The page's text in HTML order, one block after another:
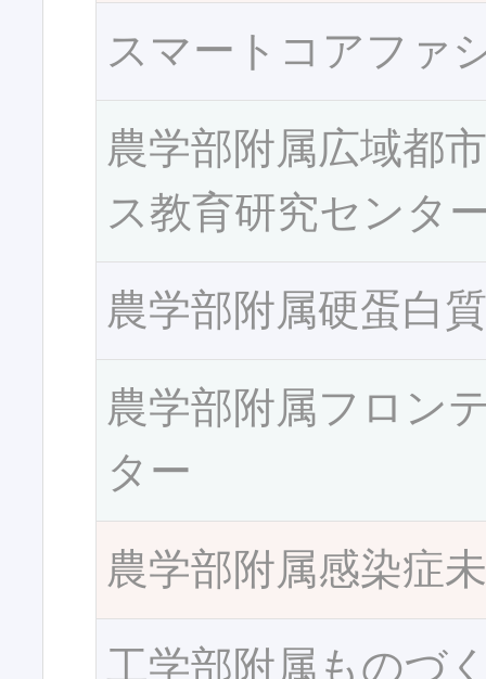
スマートコアファ
農学部附属広域都
ス教育研究センタ
農学部附属硬蛋白
農学部附属フロン
ター
農学部附属感染症
工学部附属ものづ